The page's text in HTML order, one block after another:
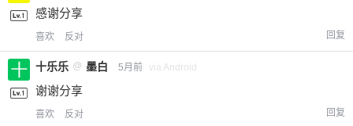
感谢分享
喜欢 反对 回复
十乐乐 @ 墨白 5月前 via Android
谢谢分享
喜欢 反对 回复